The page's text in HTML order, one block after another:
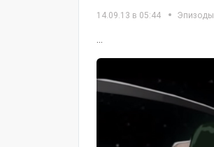
14.09.13 в 05:44 Эпизоды
...